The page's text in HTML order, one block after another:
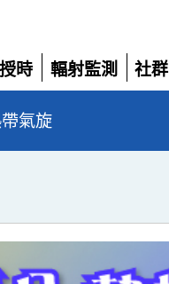
時
輻射監測
展
開
社群
展
氣旋